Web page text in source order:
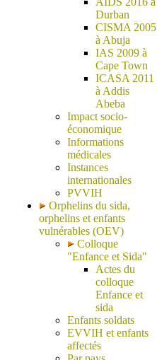
Durban
CISMA 2005
à Abuja
IAS 2009 à
Cape Town
ICASA 2011
à Addis
Abeba
Impact socio-
économique
Informations
médicales
Instances
internationales
PVVIH
Orphelins du sida,
orphelins et enfants
vulnérables (OEV)
Colloque
"Enfance et Sida"
Actes du
colloque
Enfance et
sida
Enfants soldats
EVVIH et enfants
affectés